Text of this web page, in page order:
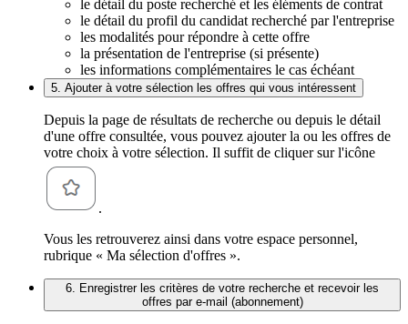
le détail du poste recherché et les éléments de contrat
le détail du profil du candidat recherché par l'entreprise
les modalités pour répondre à cette offre
la présentation de l'entreprise (si présente)
les informations complémentaires le cas échéant
5. Ajouter à votre sélection les offres qui vous intéressent
Depuis la page de résultats de recherche ou depuis le détail
d'une offre consultée, vous pouvez ajouter la ou les offres de
votre choix à votre sélection. Il suffit de cliquer sur l'icône
.
Vous les retrouverez ainsi dans votre espace personnel,
rubrique « Ma sélection d'offres ».
6. Enregistrer les critères de votre recherche et recevoir les
offres par e-mail (abonnement)